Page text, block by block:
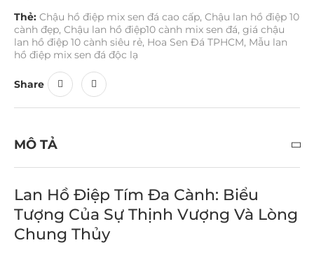
Thẻ: Chậu hồ điệp mix sen đá cao cấp, Chậu lan hồ điệp 10
cành đẹp, Chậu lan hồ điệp10 cành mix sen đá, giá chậu
lan hồ điệp 10 cành siêu rẻ, Hoa Sen Đá TPHCM, Mẫu lan
hồ điệp mix sen đá độc lạ
Share
MÔ TẢ
Lan Hồ Điệp Tím Đa Cành: Biểu
Tượng Của Sự Thịnh Vượng Và Lòng
Chung Thủy